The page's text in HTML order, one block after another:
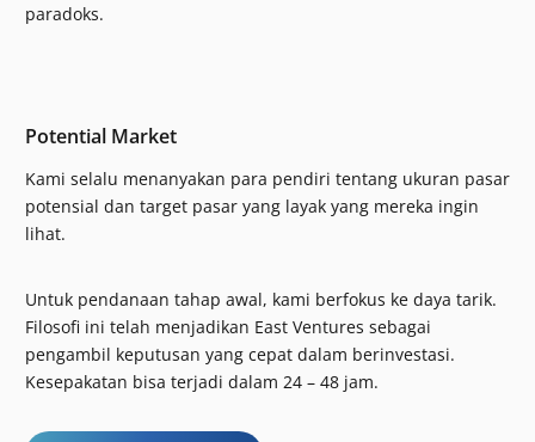
paradoks.
Potential Market
Kami selalu menanyakan para pendiri tentang ukuran pasar
potensial dan target pasar yang layak yang mereka ingin
lihat.
Untuk pendanaan tahap awal, kami berfokus ke daya tarik.
Filosofi ini telah menjadikan East Ventures sebagai
pengambil keputusan yang cepat dalam berinvestasi.
Kesepakatan bisa terjadi dalam 24 – 48 jam.